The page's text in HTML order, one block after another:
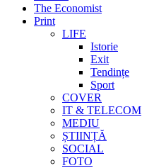
The Economist
Print
LIFE
Istorie
Exit
Tendințe
Sport
COVER
IT & TELECOM
MEDIU
ȘTIINȚĂ
SOCIAL
FOTO